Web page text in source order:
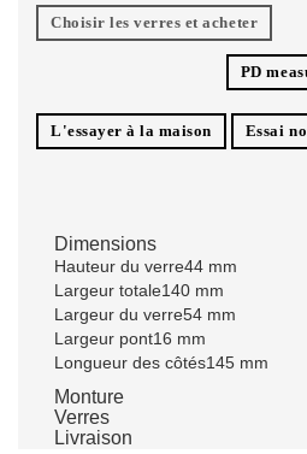
Choisir les verres et acheter
L'essayer à la maison
PD
Essai
Dimensions
Hauteur du verre44 mm
Largeur totale140 mm
Largeur du verre54 mm
Largeur pont16 mm
Longueur des côtés145 mm
Monture
Verres
Livraison